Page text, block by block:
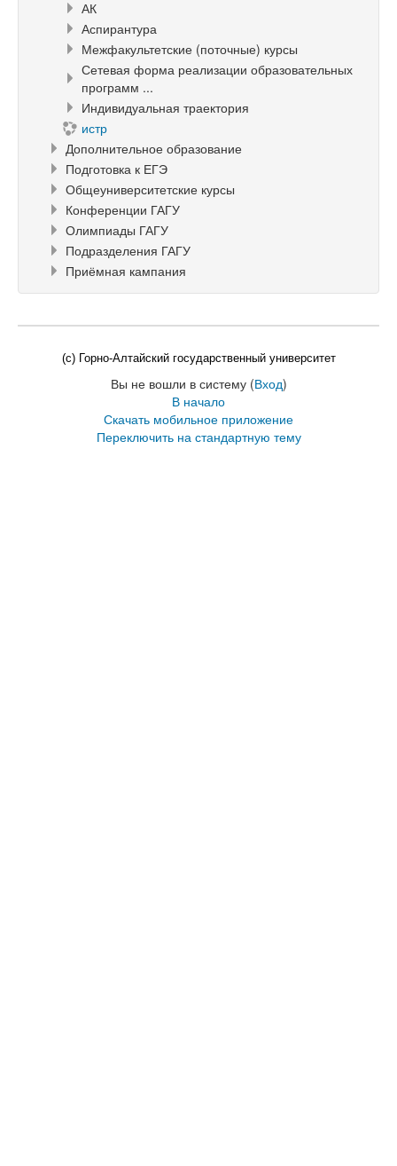
АК
Аспирантура
Межфакультетские (поточные) курсы
Сетевая форма реализации образовательных
программ ...
Индивидуальная траектория
истр
Дополнительное образование
Подготовка к ЕГЭ
Общеуниверситетские курсы
Конференции ГАГУ
Олимпиады ГАГУ
Подразделения ГАГУ
Приёмная кампания
(c) Горно-Алтайский государственный университет
Вы не вошли в систему (Вход)
В начало
Скачать мобильное приложение
Переключить на стандартную тему